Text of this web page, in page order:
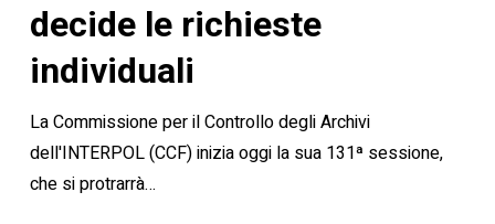
decide
le
individuali
decide le richieste
individuali
La Commissione per il Controllo degli Archivi
dell'INTERPOL (CCF) inizia oggi la sua 131ª sessione,
che si protrarrà…